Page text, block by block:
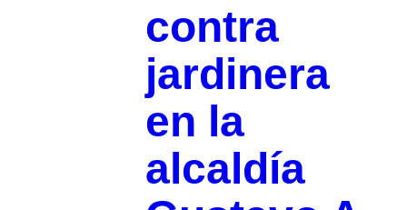
contra
jardinera
en la
alcaldía